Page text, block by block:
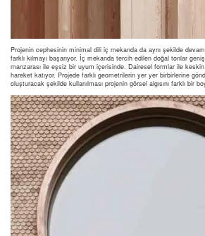
Projenin cephesinin minimal dili iç mekanda da aynı şekilde
farklı kılmayı başarıyor. İç mekanda tercih edilen doğal tonlar
manzarası ile eşsiz bir uyum içerisinde. Dairesel formlar ile
hareket katıyor. Projede farklı geometrilerin yer yer birbirlerine
oluşturacak şekilde kullanılması projenin görsel algısını farklı bir